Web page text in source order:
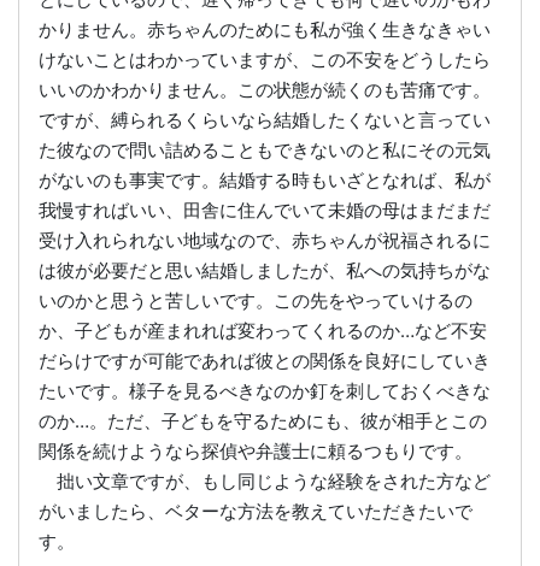
かりません。赤ちゃんのためにも私が強く生きなきゃい
けないことはわかっていますが、この不安をどうしたら
いいのかわかりません。この状態が続くのも苦痛です。
ですが、縛られるくらいなら結婚したくないと言ってい
た彼なので問い詰めることもできないのと私にその元気
がないのも事実です。結婚する時もいざとなれば、私が
我慢すればいい、田舎に住んでいて未婚の母はまだまだ
受け入れられない地域なので、赤ちゃんが祝福されるに
は彼が必要だと思い結婚しましたが、私への気持ちがな
いのかと思うと苦しいです。この先をやっていけるの
か、子どもが産まれれば変わってくれるのか…など不安
だらけですが可能であれば彼との関係を良好にしていき
たいです。様子を見るべきなのか釘を刺しておくべきな
のか…。ただ、子どもを守るためにも、彼が相手とこの
関係を続けようなら探偵や弁護士に頼るつもりです。
拙い文章ですが、もし同じような経験をされた方など
がいましたら、ベターな方法を教えていただきたいで
す。